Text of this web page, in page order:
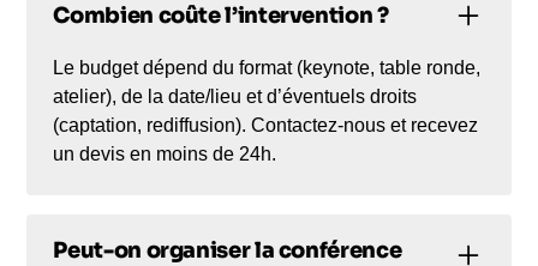
Combien coûte l’intervention ?
Le budget dépend du format (keynote, table ronde,
atelier), de la date/lieu et d’éventuels droits
(captation, rediffusion). Contactez-nous et recevez
un devis en moins de 24h.
Peut-on organiser la conférence